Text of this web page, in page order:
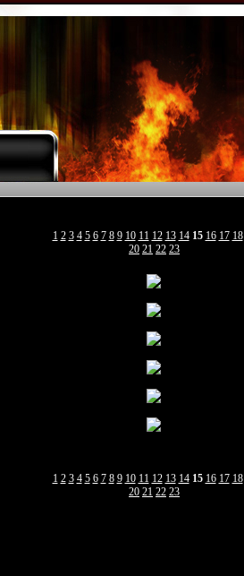
1 2 3 4 5 6 7 8 9 10 11 12 13 14 15 16 17 18
20 21 22 23
1 2 3 4 5 6 7 8 9 10 11 12 13 14 15 16 17 18
20 21 22 23